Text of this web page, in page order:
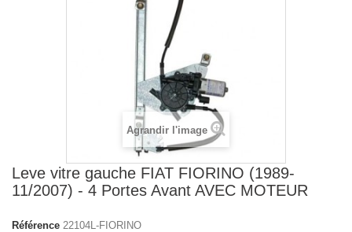
Agrandir l'image
Leve vitre gauche FIAT FIORINO (1989-
11/2007) - 4 Portes Avant AVEC MOTEUR
Référence 22104L-FIORINO